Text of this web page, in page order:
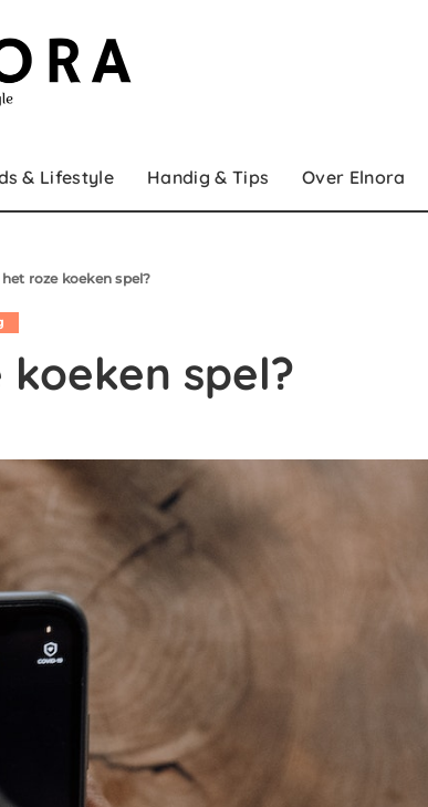
& Lifestyle Handig & Tips Over Elnora
roze koeken spel?
spel?